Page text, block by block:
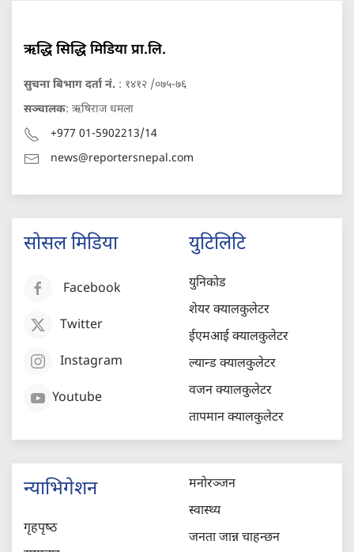
ऋद्धि सिद्धि मिडिया प्रा.लि.
सुचना बिभाग दर्ता नं. : १४१२ /०७५-७६
सञ्चालक: ऋषिराज धमला
+977 01-5902213/14
news@reportersnepal.com
सोसल मिडिया
Facebook
Twitter
Instagram
Youtube
युटिलिटि
युनिकोड
शेयर क्यालकुलेटर
ईएमआई क्यालकुलेटर
ल्यान्ड क्यालकुलेटर
वजन क्यालकुलेटर
तापमान क्यालकुलेटर
न्याभिगेशन
गृहपृष्‍ठ
मनोरञ्जन
स्वास्थ्य
जनता जान्न चाहन्छन